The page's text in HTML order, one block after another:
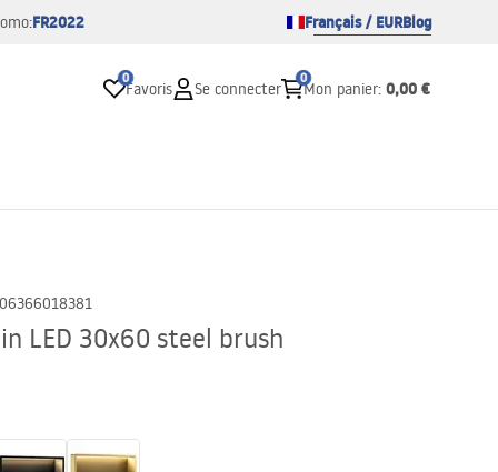
FR2022 Français / EURBlog
0
Favoris Se connecter
0
Mon panier: 0,00 €
LED 30x60 steel brush